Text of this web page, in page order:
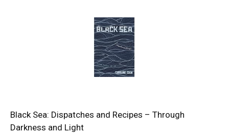
Black Sea: Dispatches and Recipes – Through
Darkness and Light